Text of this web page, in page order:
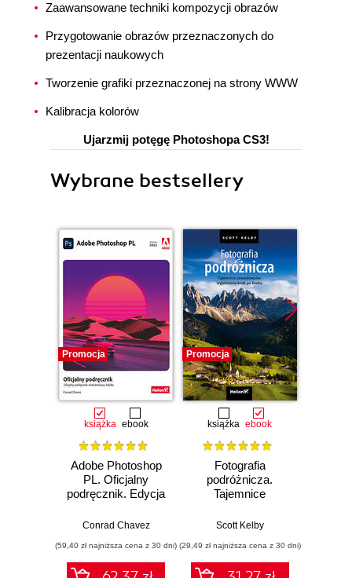
Zaawansowane techniki kompozycji obrazów
Przygotowanie obrazów przeznaczonych do
prezentacji naukowych
Tworzenie grafiki przeznaczonej na strony WWW
Kalibracja kolorów
Ujarzmij potęgę Photoshopa CS3!
Wybrane bestsellery
Promocja
książka ebook
Adobe Photoshop
PL. Oficjalny
podręcznik. Edycja
Conrad Chavez
(59,40 zł najniższa cena z 30 dni)
Promocja
książka ebook
Fotografia
podróżnicza.
Tajemnice
wyjaśnione krok po
Scott Kelby
(29,49 zł najniższa cena z 30 dni)